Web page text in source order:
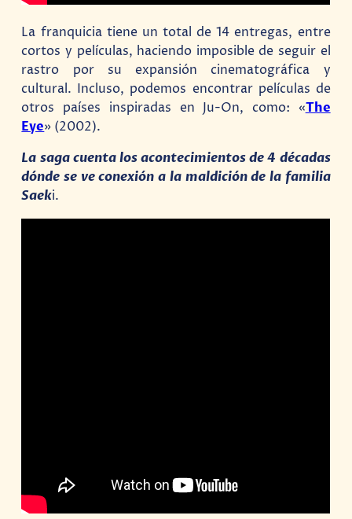
La franquicia tiene un total de 14 entregas, entre
cortos y películas, haciendo imposible de seguir el
rastro por su expansión cinematográfica y
cultural. Incluso, podemos encontrar películas de
otros países inspiradas en Ju-On, como: «The
Eye» (2002).
La saga cuenta los acontecimientos de 4 décadas
dónde se ve conexión a la maldición de la familia
Saeki.